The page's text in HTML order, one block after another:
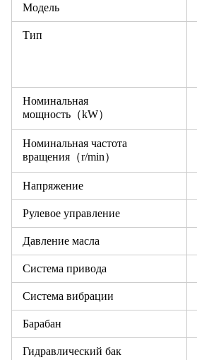
Модель
Тип
Номинальная
мощность（kW）
Номинальная частота
вращения（r/min）
Напряжение
Рулевое управление
Давление масла
Система привода
Система вибрации
Барабан
Гидравлический бак